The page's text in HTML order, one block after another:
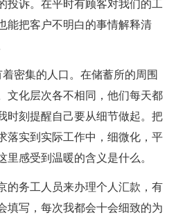
投诉。在平时有顾客对我们的工
能把客户不明白的事情解释清
着密集的人口。在储蓄所的周围
文化层次各不相同，他们每天都
时刻提醒自己要从细节做起。把
落实到实际工作中，细微化，平
里感受到温暖的含义是什么。
的务工人员来办理个人汇款，有
填写，每次我都会十会细致的为